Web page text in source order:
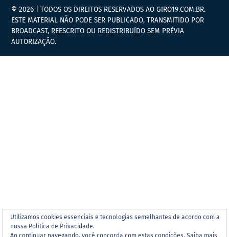
Utilizamos cookies essenciais e tecnologias semelhantes de acordo com a
nossa Política de Privacidade.
Ao continuar navegando, você concorda com estas condições.Saiba mais
© 2026 | TODOS OS DIREITOS RESERVADOS AO GIRO19.COM.BR.
ESTE MATERIAL NÃO PODE SER PUBLICADO, TRANSMITIDO POR
BROADCAST, REESCRITO OU REDISTRIBUÍDO SEM PRÉVIA
AUTORIZAÇÃO.